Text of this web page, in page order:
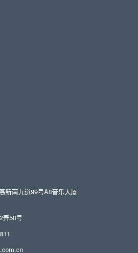
新南九道99号A8音乐大厦
弄50号